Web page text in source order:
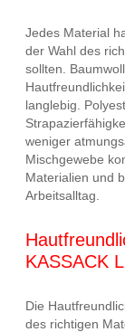
Jedes Material
der Wahl des
sollten.
langlebig.
weniger
Mischgewebe
Materialien und
Arbeitsalltag.
KASSACK L
Die
des richtigen